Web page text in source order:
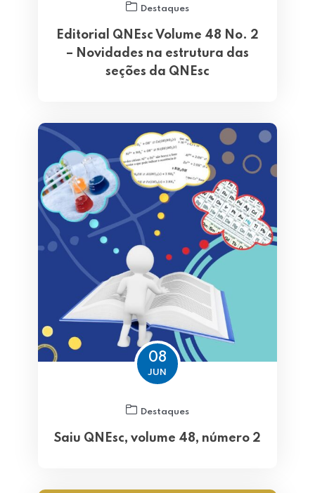
Destaques
Editorial QNEsc Volume 48 No. 2
– Novidades na estrutura das
seções da QNEsc
08
JUN
Destaques
Saiu QNEsc, volume 48, número 2